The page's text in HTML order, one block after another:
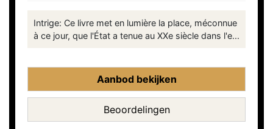
Intrige: Ce livre met en lumière la place, méconnue
à ce jour, que l'État a tenue au XXe siècle dans l'e...
Aanbod bekijken
Beoordelingen